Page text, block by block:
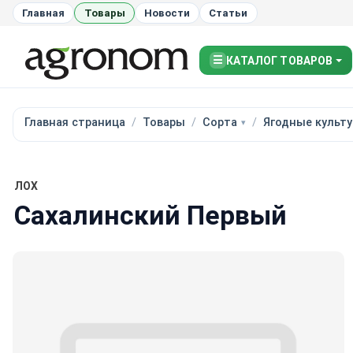
Главная Товары Новости Статьи
☰ КАТАЛОГ ТОВАРОВ
Главная страница Товары Сорта Ягодные
ЛОХ
Сахалинский Первый